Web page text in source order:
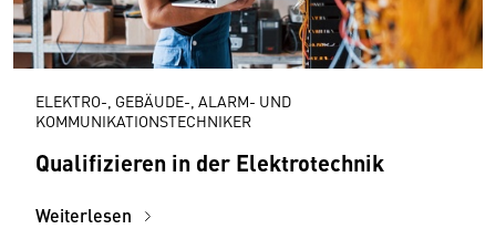
ELEKTRO-, GEBÄUDE-, ALARM- UND
KOMMUNIKATIONSTECHNIKER
Qualifizieren in der Elektrotechnik
Weiterlesen